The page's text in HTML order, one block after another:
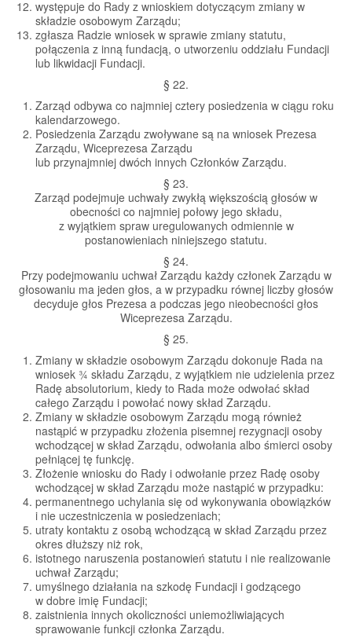
występuje do Rady z wnioskiem dotyczącym zmiany w
składzie osobowym Zarządu;
zgłasza Radzie wniosek w sprawie zmiany statutu,
połączenia z inną fundacją, o utworzeniu oddziału Fundacji
lub likwidacji Fundacji.
§ 22.
Zarząd odbywa co najmniej cztery posiedzenia w ciągu roku
kalendarzowego.
Posiedzenia Zarządu zwoływane są na wniosek Prezesa
Zarządu, Wiceprezesa Zarządu
lub przynajmniej dwóch innych Członków Zarządu.
§ 23.
Zarząd podejmuje uchwały zwykłą większością głosów w
obecności co najmniej połowy jego składu,
z wyjątkiem spraw uregulowanych odmiennie w
postanowieniach niniejszego statutu.
§ 24.
Przy podejmowaniu uchwał Zarządu każdy członek Zarządu w
głosowaniu ma jeden głos, a w przypadku równej liczby głosów
decyduje głos Prezesa a podczas jego nieobecności głos
Wiceprezesa Zarządu.
§ 25.
Zmiany w składzie osobowym Zarządu dokonuje Rada na
wniosek ¾ składu Zarządu, z wyjątkiem nie udzielenia przez
Radę absolutorium, kiedy to Rada może odwołać skład
całego Zarządu i powołać nowy skład Zarządu.
Zmiany w składzie osobowym Zarządu mogą również
nastąpić w przypadku złożenia pisemnej rezygnacji osoby
wchodzącej w skład Zarządu, odwołania albo śmierci osoby
pełniącej tę funkcję.
Złożenie wniosku do Rady i odwołanie przez Radę osoby
wchodzącej w skład Zarządu może nastąpić w przypadku:
permanentnego uchylania się od wykonywania obowiązków
i nie uczestniczenia w posiedzeniach;
utraty kontaktu z osobą wchodzącą w skład Zarządu przez
okres dłuższy niż rok,
istotnego naruszenia postanowień statutu i nie realizowanie
uchwał Zarządu;
umyślnego działania na szkodę Fundacji i godzącego
w dobre imię Fundacji;
zaistnienia innych okoliczności uniemożliwiających
sprawowanie funkcji członka Zarządu.